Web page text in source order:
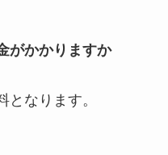
がかかりますか
となります。